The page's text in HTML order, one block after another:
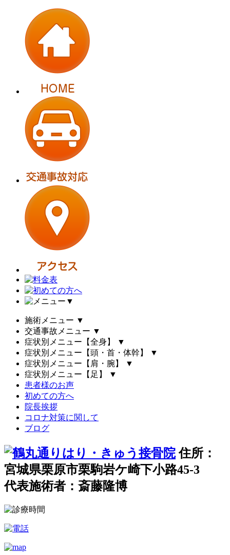
▼
施術メニュー ▼
交通事故メニュー ▼
症状別メニュー【全身】
▼
症状別メニュー【頭・首・体幹】
▼
症状別メニュー【肩・腕】
▼
症状別メニュー【足】
▼
患者様のお声
初めての方へ
院長挨拶
コロナ対策に関して
ブログ
住所：
宮城県栗原市栗駒岩ケ崎下小路45-3
代表施術者：斎藤隆博